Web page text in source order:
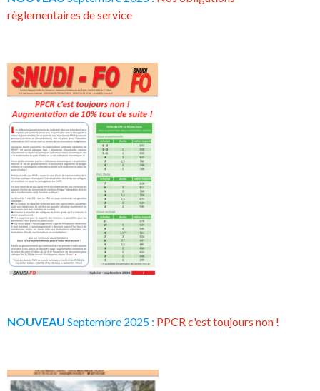
règlementaires de service
NOUVEAU Septembre 2025 : PPCR c'est toujours non !